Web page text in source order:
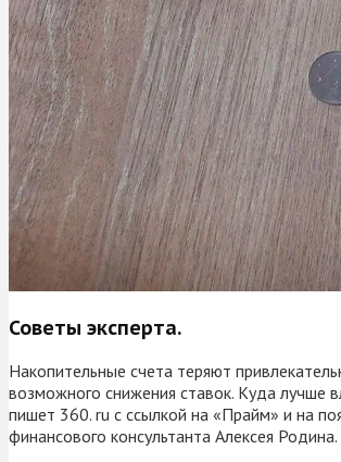
Советы эксперта.
Накопительные счета теряют
возможного снижения ставок. Куда лучше
пишет 360. ru c ссылкой на «Прайм» и на
финансового консультанта Алексея Родина.